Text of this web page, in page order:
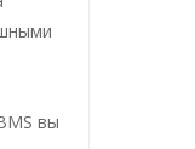
вы